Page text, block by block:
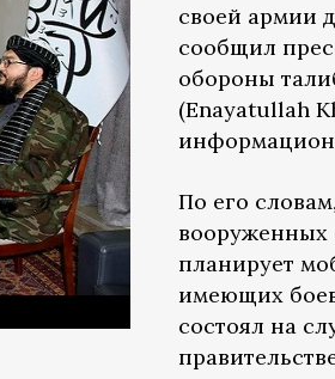
своей армии
сообщил
обороны
(Enayatullah
По его
вооруженных
планирует
имеющих
состоял на